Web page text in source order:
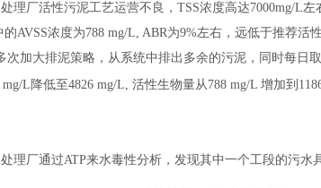
理厂活性污泥工艺运营不良，TSS浓度高达7000mg/L
AVSS浓度为788 mg/L, ABR为9%左右，远低于推荐活
次加大排泥策略，从系统中排出多余的污泥，同时每日
mg/L 降低至4826 mg/L, 活性生物量从788 mg/L 增加到
理厂通过ATP来水毒性分析，发现其中一个工段的污水